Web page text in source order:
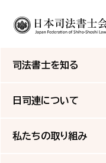
司法書士を知る
日司連について
私たちの取り組み